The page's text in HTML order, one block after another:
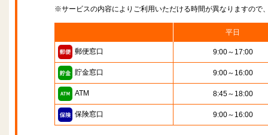
※サービスの内容によりご利用いただける時間が異なりますので
平日
郵便窓口 9:00～17:00
貯金窓口 9:00～16:00
ATM 8:45～18:00
保険窓口 9:00～16:00